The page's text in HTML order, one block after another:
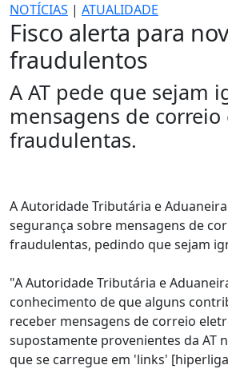
NOTÍCIAS | ATUALIDADE
Fisco alerta para
fraudulentos
A AT pede que sejam
mensagens de
fraudulentas.
A Autoridade Tributária e
segurança sobre mensagens de
fraudulentas, pedindo que sejam
"A Autoridade Tributária e
conhecimento de que alguns
receber mensagens de correio
supostamente provenientes da AT
que se carregue em 'links'